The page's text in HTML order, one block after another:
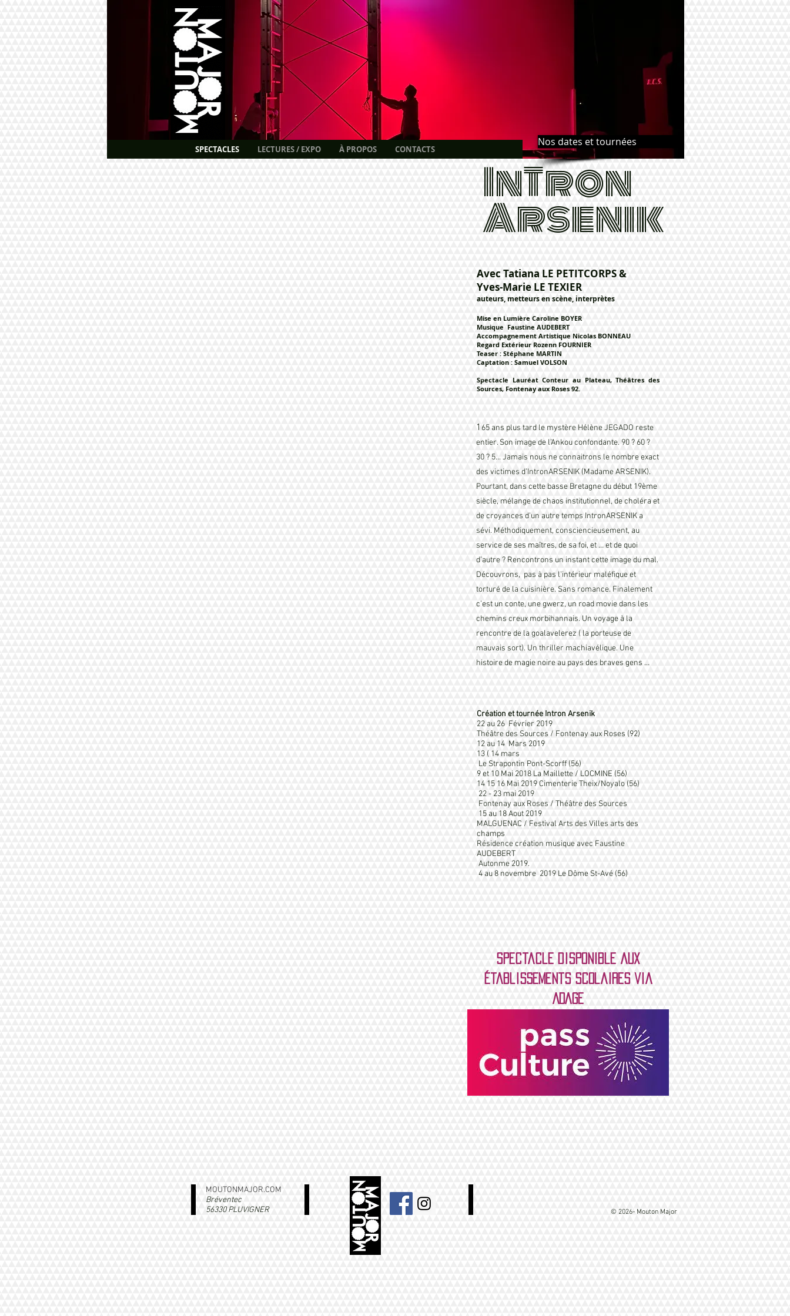
SPECTACLES LECTURES / EXPO À PROPOS CONTACTS
Nos dates et tournées
InTron
Arsenik
Avec Tatiana LE PETITCORPS &
Yves-Marie LE TEXIER
auteurs, metteurs en scène, interprètes
Mise en Lumière Caroline BOYER
Musique Faustine AUDEBERT
Accompagnement Artistique Nicolas BONNEAU
Regard Extérieur Rozenn FOURNIER
Teaser : Stéphane MARTIN
Captation : Samuel VOLSON
Spectacle Lauréat Conteur au Plateau, Théâtres des
Sources, Fontenay aux Roses 92.
1 65 ans plus tard le mystère Hélène JEGADO reste
entier. Son image de l’Ankou confondante. 90 ? 60 ?
30 ? 5… Jamais nous ne connaitrons le nombre exact
des victimes d’IntronARSENIK (Madame ARSENIK).
Pourtant, dans cette basse Bretagne du début 19ème
siècle, mélange de chaos institutionnel, de choléra et
de croyances d’un autre temps IntronARSENIK a
sévi. Méthodiquement, consciencieusement, au
service de ses maîtres, de sa foi, et … et de quoi
d’autre ? Rencontrons un instant cette image du mal.
Découvrons, pas à pas l’intérieur maléfique et
torturé de la cuisinière. Sans romance. Finalement
c’est un conte, une gwerz, un road movie dans les
chemins creux morbihannais. Un voyage à la
rencontre de la goalavelerez ( la porteuse de
mauvais sort). Un thriller machiavélique. Une
histoire de magie noire au pays des braves gens …
Création et tournée Intron Arsenik
22 au 26 Février 2019
Théâtre des Sources / Fontenay aux Roses (92)
12 au 14 Mars 2019
13 ( 14 mars
Le Strapontin Pont-Scorff (56)
9 et 10 Mai 2018 La Maillette / LOCMINE (56)
14 15 16 Mai 2019 Cimenterie Theix/Noyalo (56)
22 - 23 mai 2019
Fontenay aux Roses / Théâtre des Sources
15 au 18 Aout 2019
MALGUENAC / Festival Arts des Villes arts des
champs
Résidence création musique avec Faustine
AUDEBERT
Autonme 2019.
4 au 8 novembre 2019 Le Dôme St-Avé (56)
Spectacle disponible aux
établissements scolaires via
ADAGE
MOUTONMAJOR.COM
Bréventec
56330 PLUVIGNER
© 2026- Mouton Major